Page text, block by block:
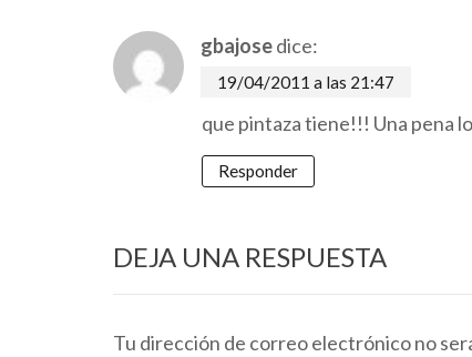
gbajosedice:
19/04/2011 a las 21:47
que pintaza tiene!!! Una pena
Responder
DEJA UNA RESPUESTA
Tu dirección de correo electrónico no